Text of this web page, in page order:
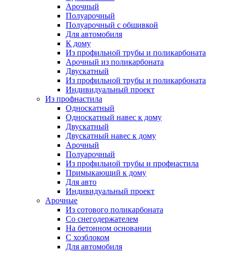
Арочный
Полуарочный
Полуарочный с обшивкой
Для автомобиля
К дому
Из профильной трубы и поликарбоната
Арочный из поликарбоната
Двускатный
Из профильной трубы и поликарбоната
Индивидуальный проект
Из профнастила
Односкатный
Односкатный навес к дому
Двускатный
Двускатный навес к дому
Арочный
Полуарочный
Из профильной трубы и профнастила
Примыкающий к дому
Для авто
Индивидуальный проект
Арочные
Из сотового поликарбоната
Со снегодержателем
На бетонном основании
С хозблоком
Для автомобиля